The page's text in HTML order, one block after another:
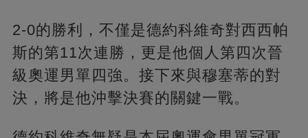
2-0的勝利，不僅是德約科維奇對西西帕
斯的第11次連勝，更是他個人第四次晉
級奧運男單四強。接下來與穆塞蒂的對
決，將是他沖擊決賽的關鍵一戰。